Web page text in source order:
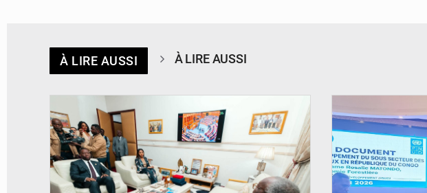
À LIRE AUSSI À LIRE AUSSI